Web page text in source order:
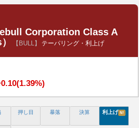
Corporation Class A
【BULL】 テーパリング・利上げ
押し目 暴落 決算 利上げ N!